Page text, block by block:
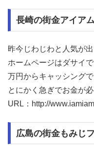
長崎の街金アイアム
昨今じわじわと人気が
ホームページはダサイ
万円からキャッシングで
とにかく急ぎでお金が
URL：http://
広島の街金もみじ